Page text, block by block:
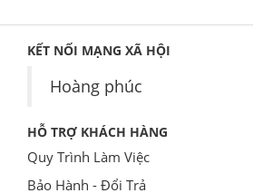
KẾT NỐI MẠNG XÃ HỘI
Hoàng phúc
HỖ TRỢ KHÁCH HÀNG
Quy Trình Làm Việc
Bảo Hành - Đổi Trả